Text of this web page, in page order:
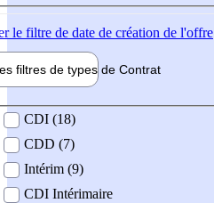
le filtre de date de création de l'offre
filtres de types de Contrat
contrat
CDI (18)
CDD (7)
Intérim (9)
CDI Intérimaire